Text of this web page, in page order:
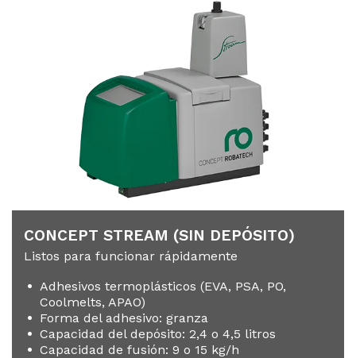
CON­CEPT STREAM (SIN DEPÓSITO)
Listos para funcionar rápidamente
Adhesivos termoplásticos (EVA, PSA, PO,
Coolmelts, APAO)
Forma del adhesivo: granza
Capacidad del depósito: 2,4 o 4,5 litros
Capacidad de fusión: 9 o 15 kg/h